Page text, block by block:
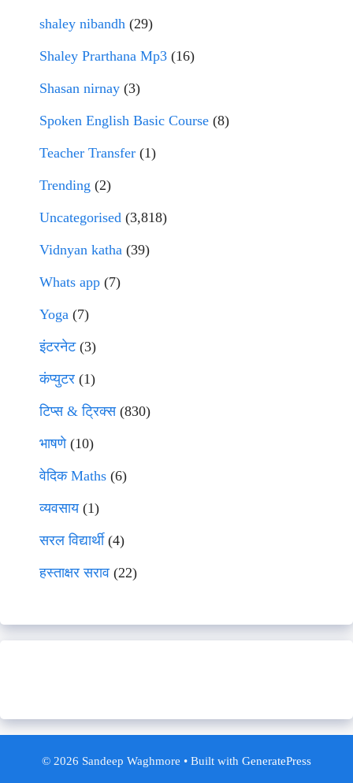
shaley nibandh (29)
Shaley Prarthana Mp3 (16)
Shasan nirnay (3)
Spoken English Basic Course (8)
Teacher Transfer (1)
Trending (2)
Uncategorised (3,818)
Vidnyan katha (39)
Whats app (7)
Yoga (7)
इंटरनेट(3)
कंप्युटर (1)
टिप्स & ट्रिक्स(830)
भाषणे(10)
वेदिक Maths (6)
व्यवसाय(1)
सरल विद्यार्थी(4)
हस्ताक्षर सराव (22)
© 2026 Sandeep Waghmore • Built with GeneratePress